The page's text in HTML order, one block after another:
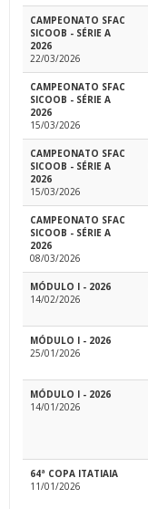
CAMPEONATO SFAC
SICOOB - SÉRIE A
2026
22/03/2026
CAMPEONATO SFAC
SICOOB - SÉRIE A
2026
15/03/2026
CAMPEONATO SFAC
SICOOB - SÉRIE A
2026
15/03/2026
CAMPEONATO SFAC
SICOOB - SÉRIE A
2026
08/03/2026
MÓDULO I - 2026
14/02/2026
MÓDULO I - 2026
25/01/2026
MÓDULO I - 2026
14/01/2026
64ª COPA ITATIAIA
11/01/2026